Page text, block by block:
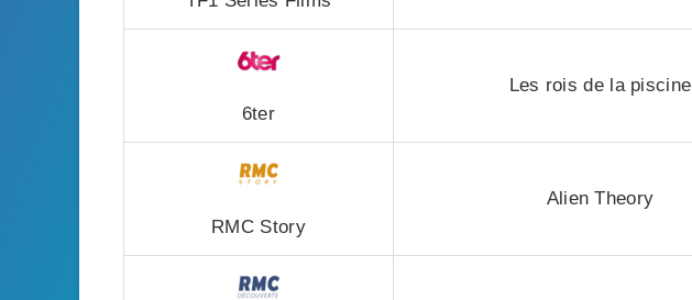
6ter
Les rois de la piscine
RMC Story
Alien Theory